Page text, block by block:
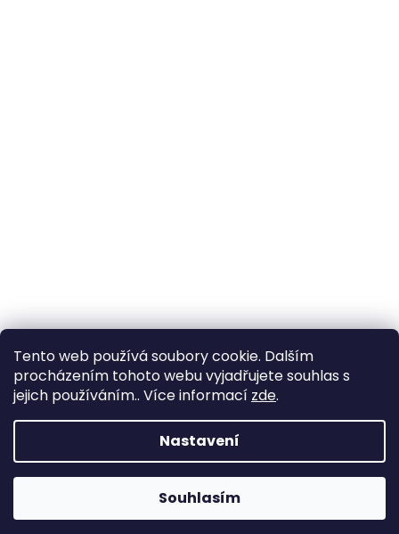
Tento web používá soubory cookie. Dalším
procházením tohoto webu vyjadřujete souhlas s
jejich používáním.. Více informací zde.
Nastavení
Souhlasím